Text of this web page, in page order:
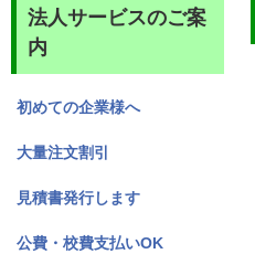
法人サービスのご案
内
初めての企業様へ
大量注文割引
見積書発行します
公費・校費支払いOK